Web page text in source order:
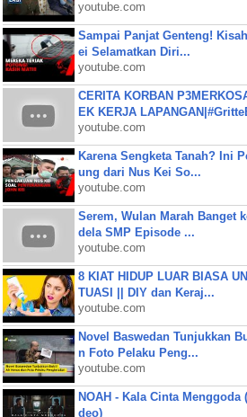
youtube.com
Sampai Panjat Genteng!
ei Selamatkan Diri...
youtube.com
CERITA KORBAN
EK KERJA
youtube.com
Karena Sengketa Tanah? Ini
ung dari Nus Kei So...
youtube.com
Serem, Wulan Marah Banget
dela SMP Episode ...
youtube.com
8 KIAT HIDUP LUAR BIASA
TUASI || DIY dan Keraj...
youtube.com
Novel Baswedan Tunjukkan
n Foto Pelaku Peng...
youtube.com
NOAH - Kala Cinta
deo)